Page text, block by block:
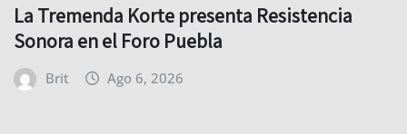
La Tremenda Korte presenta Resistencia
Sonora en el Foro Puebla
Brit Ago 6, 2026